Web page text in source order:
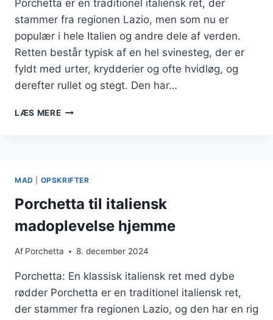
Porchetta er en traditionel italiensk ret, der
stammer fra regionen Lazio, men som nu er
populær i hele Italien og andre dele af verden.
Retten består typisk af en hel svinesteg, der er
fyldt med urter, krydderier og ofte hvidløg, og
derefter rullet og stegt. Den har…
LÆS MEREPORCHETTA
MAD OPSKRIFTER
Porchetta til italiensk
madoplevelse hjemme
Af Porchetta 8. december 2024
Porchetta: En klassisk italiensk ret med dybe
rødder Porchetta er en traditionel italiensk ret,
der stammer fra regionen Lazio, og den har en rig